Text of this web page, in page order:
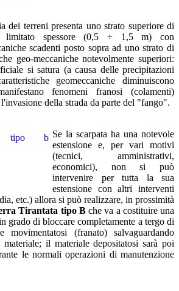
dei terreni presenta uno strato superiore di
limitato spessore (0,5 ÷ 1,5 m) con
scadenti posto sopra ad uno strato di
geo-meccaniche notevolmente superiori:
si satura (a causa delle precipitazioni
geomeccaniche diminuiscono
fenomeni franosi (colamenti)
della strada da parte del "fango".
Se la scarpata ha una notevole
estensione e, per vari motivi
(tecnici, amministrativi,
economici), non si può
intervenire per tutta la sua
estensione con altri interventi
etc.) allora si può realizzare, in prossimità
Tirantata tipo Bche va a costituire una
grado di bloccare completamente a tergo di
(franato) salvaguardando
il materiale depositatosi sarà poi
le normali operazioni di manutenzione